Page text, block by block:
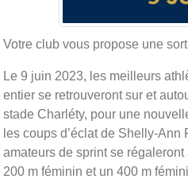
Votre club vous propose une
Le 9 juin 2023, les meilleurs
entier se retrouveront sur et
stade Charléty, pour une
les coups d’éclat de Shelly-Ann
amateurs de sprint se
200 m féminin et un 400 m